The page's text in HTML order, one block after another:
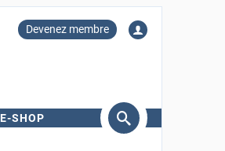
Devenez membre
E-SHOP